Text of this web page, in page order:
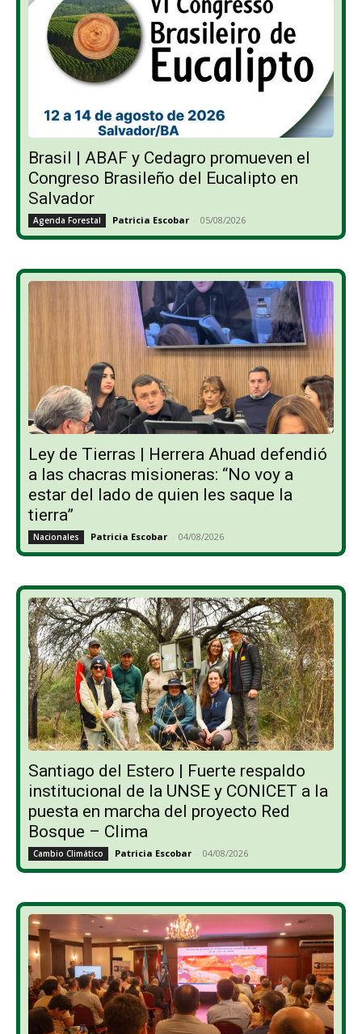
Brasil | ABAF y Cedagro promueven el
Congreso Brasileño del Eucalipto en
Salvador
Agenda Forestal Patricia Escobar - 05/08/2026
Ley de Tierras | Herrera Ahuad defendió
a las chacras misioneras: “No voy a
estar del lado de quien les saque la
tierra”
Nacionales Patricia Escobar - 04/08/2026
Santiago del Estero | Fuerte respaldo
institucional de la UNSE y CONICET a la
puesta en marcha del proyecto Red
Bosque – Clima
Cambio Climático Patricia Escobar - 04/08/2026